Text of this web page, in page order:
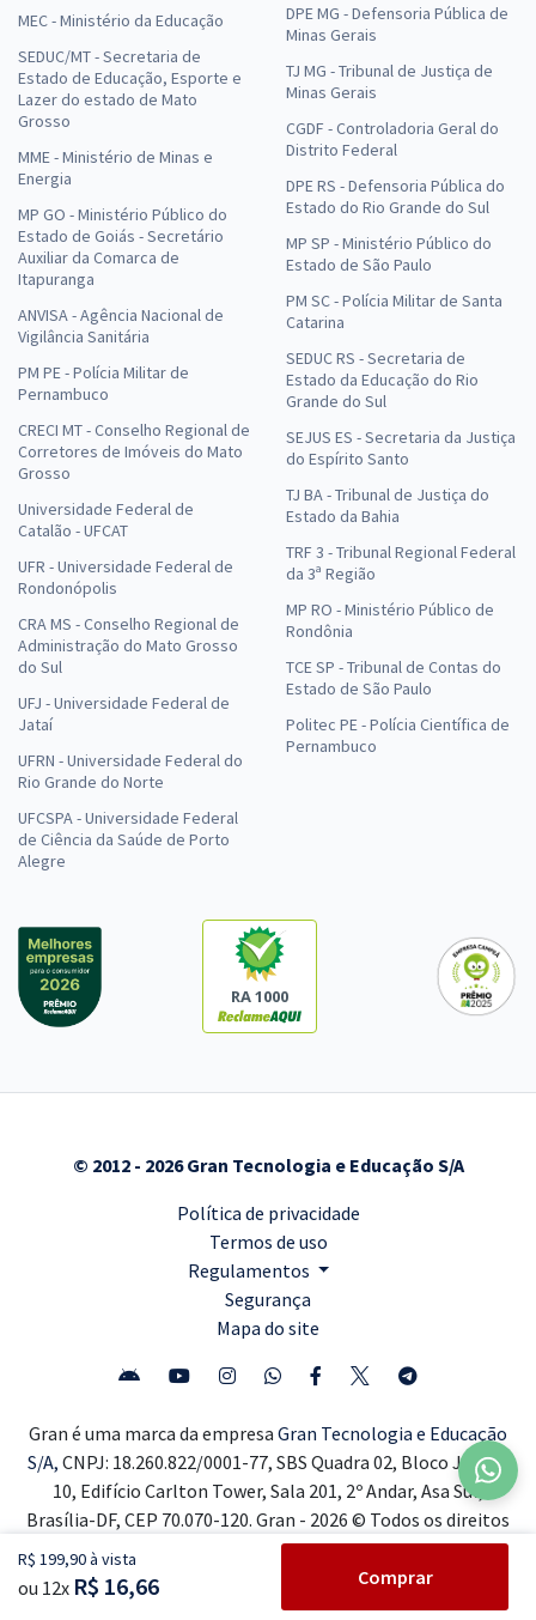
R$ 199,90 à vista
ou 12x R$ 16,66 Comprar
MEC - Ministério da Educação
SEDUC/MT - Secretaria de
Estado de Educação, Esporte e
Lazer do estado de Mato
Grosso
MME - Ministério de Minas e
Energia
MP GO - Ministério Público do
Estado de Goiás - Secretário
Auxiliar da Comarca de
Itapuranga
ANVISA - Agência Nacional de
Vigilância Sanitária
PM PE - Polícia Militar de
Pernambuco
CRECI MT - Conselho Regional de
Corretores de Imóveis do Mato
Grosso
Universidade Federal de
Catalão - UFCAT
UFR - Universidade Federal de
Rondonópolis
CRA MS - Conselho Regional de
Administração do Mato Grosso
do Sul
UFJ - Universidade Federal de
Jataí
UFRN - Universidade Federal do
Rio Grande do Norte
UFCSPA - Universidade Federal
de Ciência da Saúde de Porto
Alegre
DPE MG - Defensoria Pública de
Minas Gerais
TJ MG - Tribunal de Justiça de
Minas Gerais
CGDF - Controladoria Geral do
Distrito Federal
DPE RS - Defensoria Pública do
Estado do Rio Grande do Sul
MP SP - Ministério Público do
Estado de São Paulo
PM SC - Polícia Militar de Santa
Catarina
SEDUC RS - Secretaria de
Estado da Educação do Rio
Grande do Sul
SEJUS ES - Secretaria da Justiça
do Espírito Santo
TJ BA - Tribunal de Justiça do
Estado da Bahia
TRF 3 - Tribunal Regional Federal
da 3ª Região
MP RO - Ministério Público de
Rondônia
TCE SP - Tribunal de Contas do
Estado de São Paulo
Politec PE - Polícia Científica de
Pernambuco
RA 1000
© 2012 - 2026 Gran Tecnologia e Educação S/A
Política de privacidade
Termos de uso
Regulamentos
Segurança
Mapa do site
Gran é uma marca da empresa Gran Tecnologia e Educação
S/A, CNPJ: 18.260.822/0001-77, SBS Quadra 02, Bloco J, Lote
10, Edifício Carlton Tower, Sala 201, 2º Andar, Asa Sul,
Brasília-DF, CEP 70.070-120. Gran - 2026 © Todos os direitos
reservados ®